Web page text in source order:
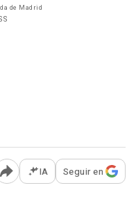
de Madrid
Abrir opciones para
IA Seguir en